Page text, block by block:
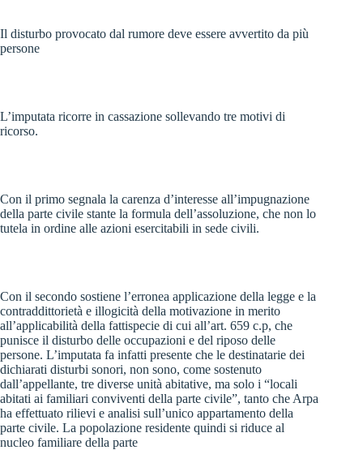
Il disturbo provocato dal rumore deve essere avvertito da più
persone
L’imputata ricorre in cassazione sollevando tre motivi di
ricorso.
Con il primo segnala la carenza d’interesse all’impugnazione
della parte civile stante la formula dell’assoluzione, che non lo
tutela in ordine alle azioni esercitabili in sede civili.
Con il secondo sostiene l’erronea applicazione della legge e la
contraddittorietà e illogicità della motivazione in merito
all’applicabilità della fattispecie di cui all’art. 659 c.p, che
punisce il disturbo delle occupazioni e del riposo delle
persone. L’imputata fa infatti presente che le destinatarie dei
dichiarati disturbi sonori, non sono, come sostenuto
dall’appellante, tre diverse unità abitative, ma solo i “locali
abitati ai familiari conviventi della parte civile”, tanto che Arpa
ha effettuato rilievi e analisi sull’unico appartamento della
parte civile. La popolazione residente quindi si riduce al
nucleo familiare della parte